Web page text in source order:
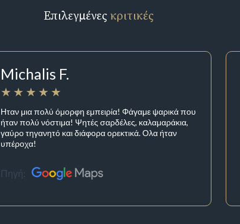
Επιλεγμένεςκριτικές
Michalis F.
Ηταν μια πολύ όμορφη εμπειρία! Φάγαμε ψαρικά που
ήταν πολύ νόστιμα! Ψητές σαρδέλες, καλαμαράκια,
γαύρο τηγανητό και διάφορα ορεκτικά. Ολα ήταν
υπέροχα!
Πηγή: